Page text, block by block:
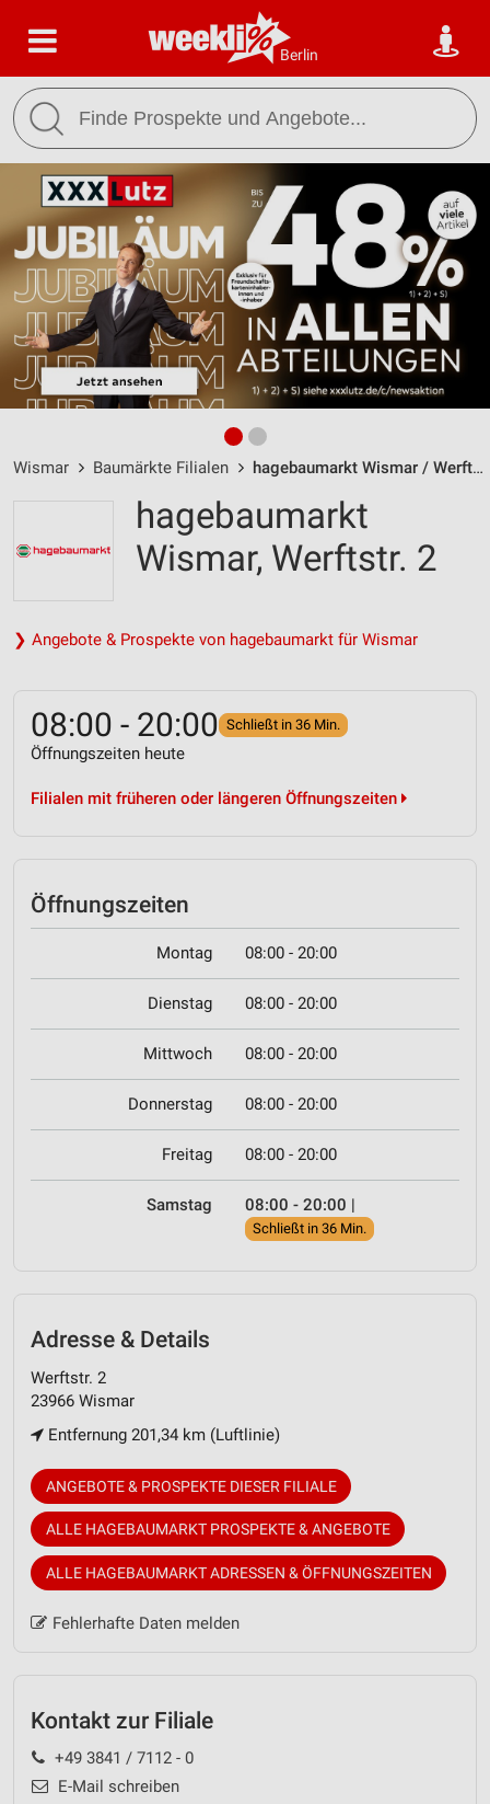
Berlin
Wismar Baumärkte Filialen hagebaumarkt Wismar / Werftstr. 2 - Öffnungszeiten & Adresse
hagebaumarkt
Wismar, Werftstr. 2
❯ Angebote & Prospekte von hagebaumarkt für Wismar
08:00 - 20:00 Schließt in 36 Min.
Öffnungszeiten heute
Filialen mit früheren oder längeren Öffnungszeiten
Öffnungszeiten
Montag 08:00 - 20:00
Dienstag 08:00 - 20:00
Mittwoch 08:00 - 20:00
Donnerstag 08:00 - 20:00
Freitag 08:00 - 20:00
Samstag 08:00 - 20:00 |
Schließt in 36 Min.
Adresse & Details
Werftstr. 2
23966 Wismar
Entfernung 201,34 km (Luftlinie)
ANGEBOTE & PROSPEKTE DIESER FILIALE
ALLE HAGEBAUMARKT PROSPEKTE & ANGEBOTE
ALLE HAGEBAUMARKT ADRESSEN & ÖFFNUNGSZEITEN
Fehlerhafte Daten melden
Kontakt zur Filiale
+49 3841 / 7112 - 0
E-Mail schreiben